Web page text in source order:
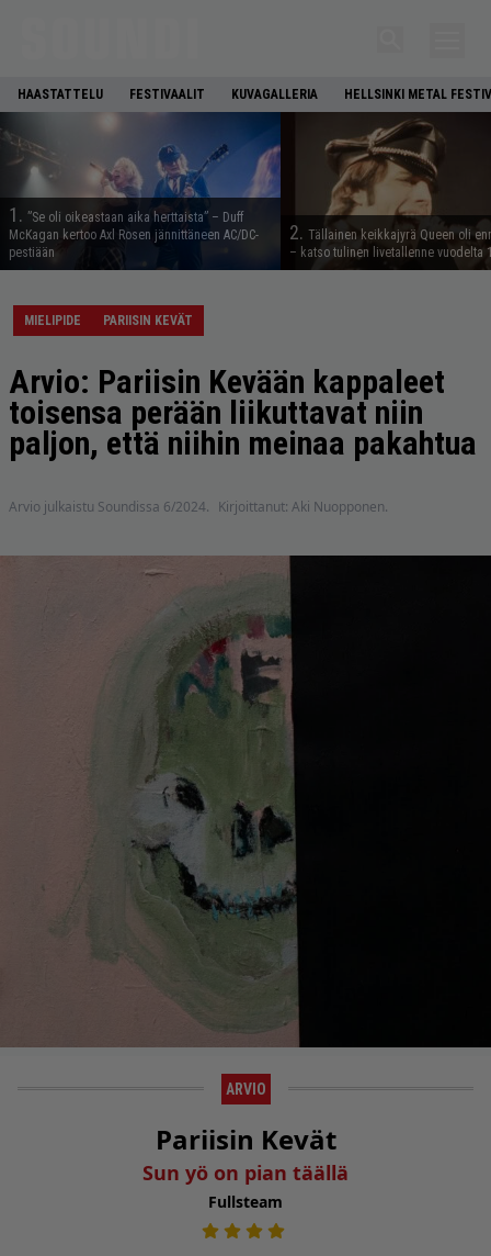
HAASTATTELU FESTIVAALIT KUVAGALLERIA HELLSINKI METAL
1. ”Se oli oikeastaan aika herttaista” – Duff
McKagan kertoo Axl Rosen jännittäneen AC/DC-
pestiään
2. Tällainen keikkajyrä Queen oli
– katso tulinen livetallenne vuodelta
MIELIPIDE PARIISIN KEVÄT
Arvio: Pariisin Kevään kappaleet
toisensa perään liikuttavat niin
paljon, että niihin meinaa pakahtua
Arvio julkaistu Soundissa 6/2024. Kirjoittanut: Aki Nuopponen.
ARVIO
Pariisin Kevät
Sun yö on pian täällä
Fullsteam